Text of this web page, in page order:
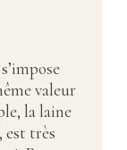
valeur
la laine
est très